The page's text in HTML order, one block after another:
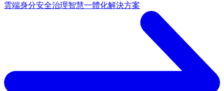
雲端身分安全治理智慧一體化解決方案